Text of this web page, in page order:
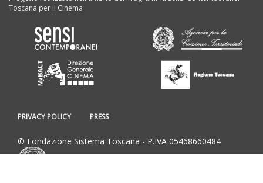
Toscana per il Cinema
PRIVACY POLICY PRESS
© Fondazione Sistema Toscana - P.IVA 05468660484